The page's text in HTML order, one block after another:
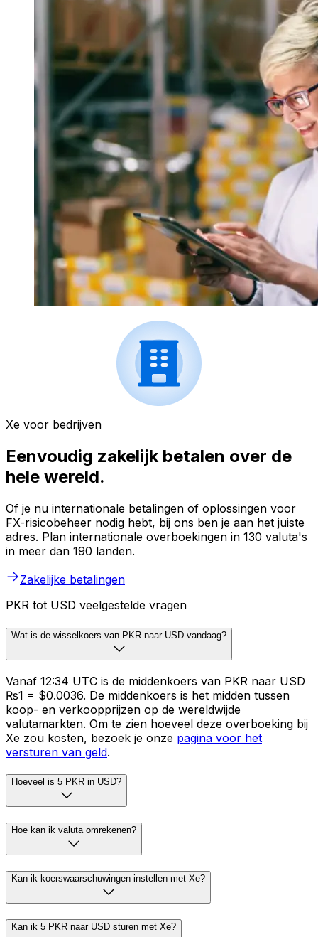
Xe voor bedrijven
Eenvoudig zakelijk betalen over de
hele wereld.
Of je nu internationale betalingen of oplossingen voor
FX-risicobeheer nodig hebt, bij ons ben je aan het juiste
adres. Plan internationale overboekingen in 130 valuta's
in meer dan 190 landen.
Zakelijke betalingen
PKR tot USD veelgestelde vragen
Wat is de wisselkoers van PKR naar USD vandaag?
Vanaf 12:34 UTC is de middenkoers van PKR naar USD
₨1 = $0.0036. De middenkoers is het midden tussen
koop- en verkoopprijzen op de wereldwijde
valutamarkten. Om te zien hoeveel deze overboeking bij
Xe zou kosten, bezoek je onze pagina voor het
versturen van geld.
Hoeveel is 5 PKR in USD?
Hoe kan ik valuta omrekenen?
Kan ik koerswaarschuwingen instellen met Xe?
Kan ik 5 PKR naar USD sturen met Xe?